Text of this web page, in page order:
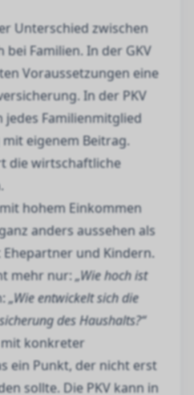
Unterschied zwischen
bei Familien. In der GKV
Voraussetzungen eine
In der PKV
Familienmitglied
eigenem Beitrag.
die wirtschaftliche
hohem Einkommen
anders aussehen als
und Kindern.
mehr nur:„Wie hoch ist
„Wie entwickelt sich die
des Haushalts?“
konkreter
ein Punkt, der nicht erst
sollte. Die PKV kann in